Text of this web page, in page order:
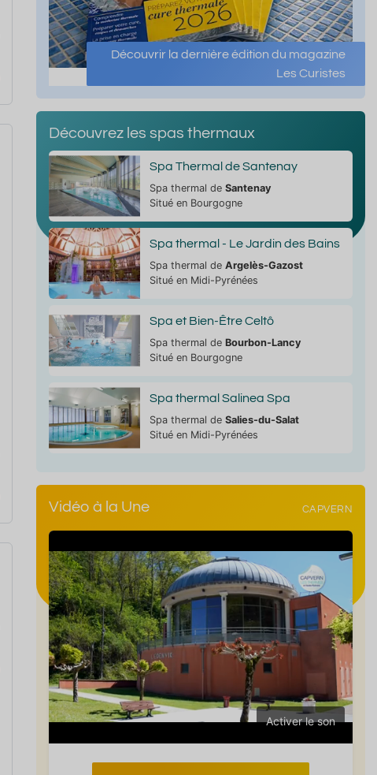
Découvrir la dernière édition du magazine
Les Curistes
Découvrez les spas thermaux
Spa Thermal de Santenay
Spa thermal de Santenay
Situé en Bourgogne
Spa thermal - Le Jardin des Bains
Spa thermal de Argelès-Gazost
Situé en Midi-Pyrénées
Spa et Bien-Être Celtô
Spa thermal de Bourbon-Lancy
Situé en Bourgogne
Spa thermal Salinea Spa
Spa thermal de Salies-du-Salat
Situé en Midi-Pyrénées
Vidéo à la Une CAPVERN
Activer le son